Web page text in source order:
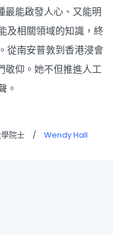
最能啟發人心、又能明
及相關領域的知識，終
從南安普敦到香港浸會
敬仰。她不但推進人工
。
院士 / Wendy Hall